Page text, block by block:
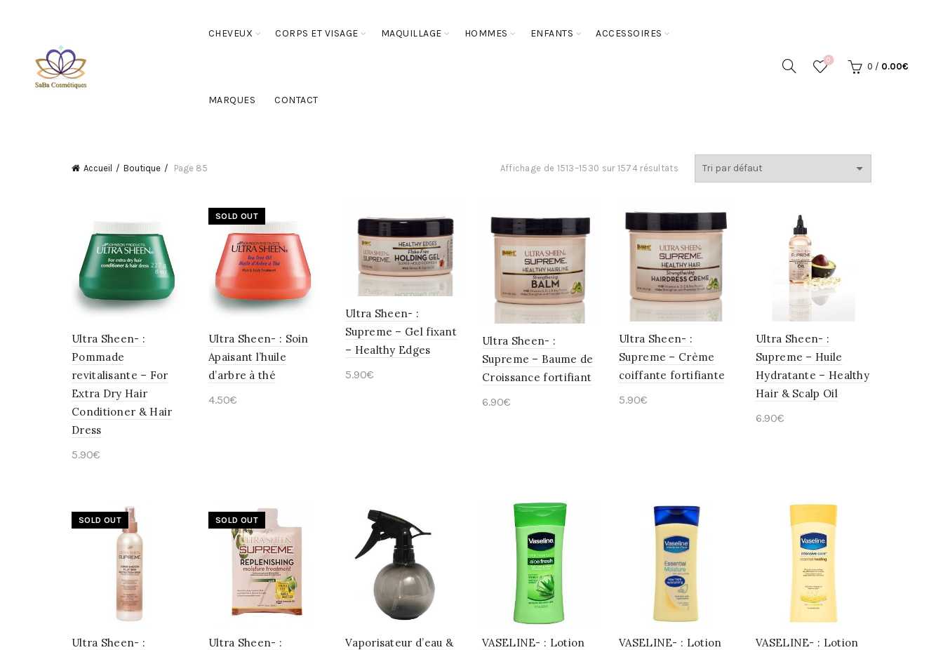
CHEVEUX CORPS ET VISAGE MAQUILLAGE HOMMES ENFANTS ACCESSOIRES
MARQUES CONTACT
0
0 / 0.00€
Accueil Boutique Page 85 Affichage de 1513–1530 sur 1574 résultats
Ultra Sheen- :
Pommade
revitalisante – For
Extra Dry Hair
Conditioner & Hair
Dress
5.90€
SOLD OUT
Ultra Sheen- : Soin
Apaisant l’huile
d’arbre à thé
4.50€
Ultra Sheen- :
Supreme – Gel fixant
– Healthy Edges
5.90€
Ultra Sheen- :
Supreme – Baume de
Croissance fortifiant
6.90€
Ultra Sheen- :
Supreme – Crème
coiffante fortifiante
5.90€
Ultra Sheen- :
Supreme – Huile
Hydratante – Healthy
Hair & Scalp Oil
6.90€
SOLD OUT
Ultra Sheen- :
SOLD OUT
Ultra Sheen- :
Vaporisateur d’eau &
VASELINE- : Lotion
VASELINE- : Lotion
VASELINE- : Lotion